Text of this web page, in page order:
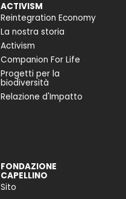
ACTIVISM
Reintegration Economy
La nostra storia
Activism
Companion For Life
Progetti per la
biodiversità
Relazione d'Impatto
FONDAZIONE
CAPELLINO
Sito